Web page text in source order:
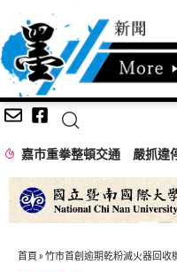
首頁 » 竹市首創逾期乾粉滅火器回收